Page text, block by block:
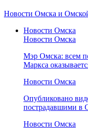
Новости Омска и
Новости Омска
Новости Омска
Мэр Омска: всем
Маркса
Новости Омска
Опубликовано
пострадавшими в
Новости Омска